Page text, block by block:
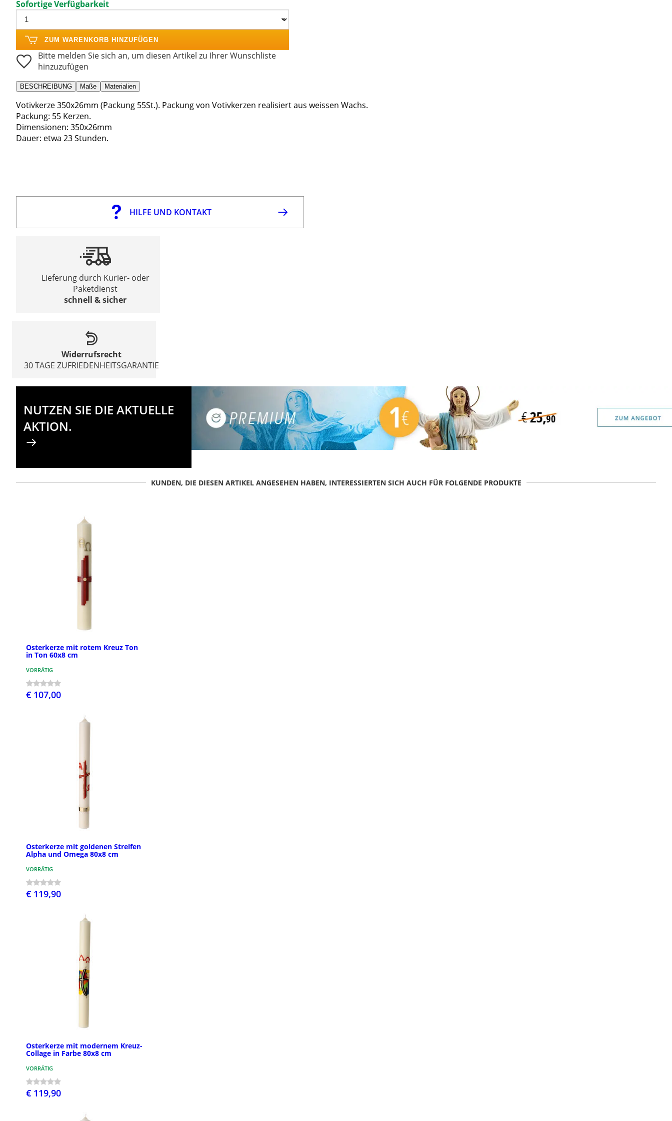
Sofortige Verfügbarkeit
ZUM WARENKORB HINZUFÜGEN
Bitte melden Sie sich an, um diesen Artikel zu Ihrer Wunschliste
hinzuzufügen
BESCHREIBUNG Maße Materialien
Votivkerze 350x26mm (Packung 55St.). Packung von Votivkerzen realisiert aus weissen Wachs.
Packung: 55 Kerzen.
Dimensionen: 350x26mm
Dauer: etwa 23 Stunden.
HILFE UND KONTAKT
Lieferung durch Kurier- oder
Paketdienst
schnell & sicher
Widerrufsrecht
30 TAGE ZUFRIEDENHEITSGARANTIE
NUTZEN SIE DIE AKTUELLE
AKTION.
KUNDEN, DIE DIESEN ARTIKEL ANGESEHEN HABEN, INTERESSIERTEN SICH AUCH FÜR FOLGENDE PRODUKTE
Osterkerze mit rotem Kreuz Ton
in Ton 60x8 cm
VORRÄTIG
€ 107,00
Osterkerze mit goldenen Streifen
Alpha und Omega 80x8 cm
VORRÄTIG
€ 119,90
Osterkerze mit modernem Kreuz-
Collage in Farbe 80x8 cm
VORRÄTIG
€ 119,90